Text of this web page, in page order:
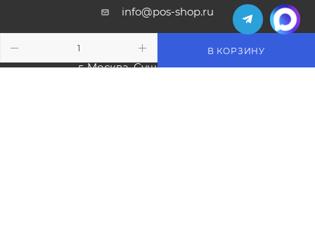
В КОРЗИНУ
info@pos-shop.ru
оборудование
г. Москва, Сущевский вал, д. 5с1А'